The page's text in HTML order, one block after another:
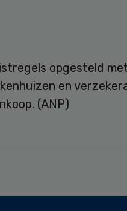
opgesteld
en
(ANP)